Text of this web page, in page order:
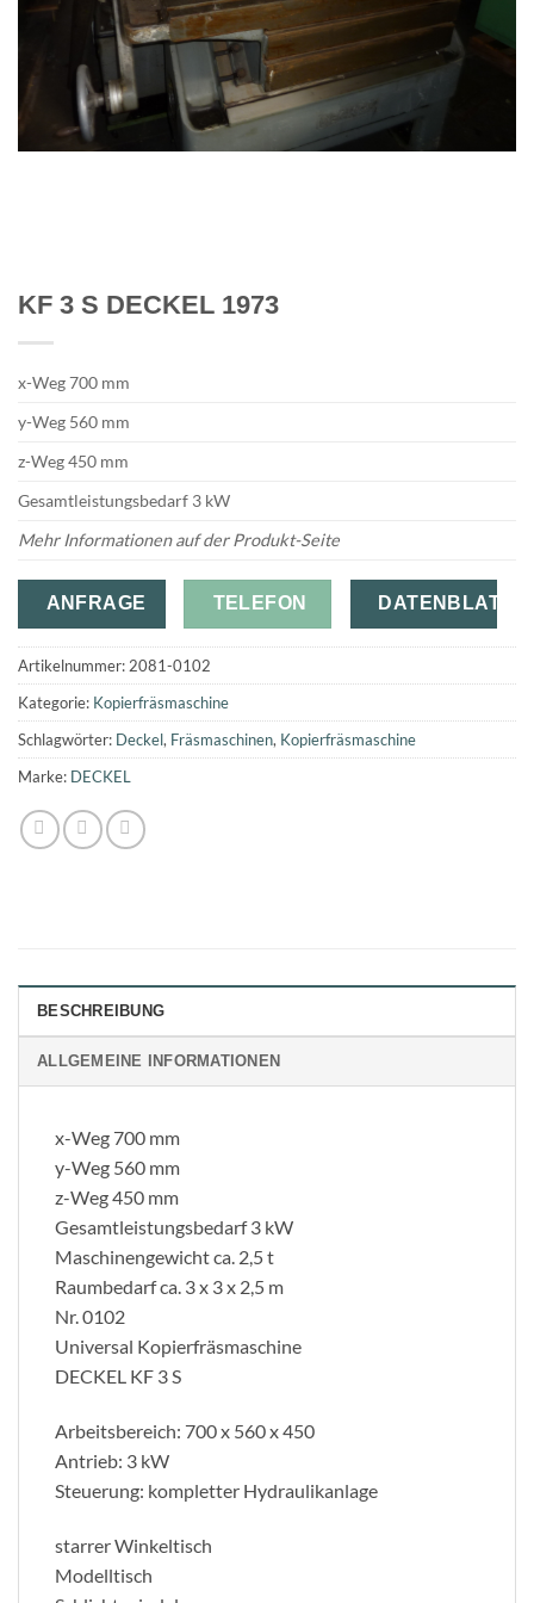
KF 3 S DECKEL 1973
x-Weg 700 mm
y-Weg 560 mm
z-Weg 450 mm
Gesamtleistungsbedarf 3 kW
Mehr Informationen auf der Produkt-Seite
ANFRAGE TELEFON DATENBLATT
Artikelnummer:2081-0102
Kategorie: Kopierfräsmaschine
Schlagwörter: Deckel, Fräsmaschinen, Kopierfräsmaschine
Marke: DECKEL
BESCHREIBUNG
ALLGEMEINE INFORMATIONEN
x-Weg 700 mm
y-Weg 560 mm
z-Weg 450 mm
Gesamtleistungsbedarf 3 kW
Maschinengewicht ca. 2,5 t
Raumbedarf ca. 3 x 3 x 2,5 m
Nr. 0102
Universal Kopierfräsmaschine
DECKEL KF 3 S
Arbeitsbereich: 700 x 560 x 450
Antrieb: 3 kW
Steuerung: kompletter Hydraulikanlage
starrer Winkeltisch
Modelltisch